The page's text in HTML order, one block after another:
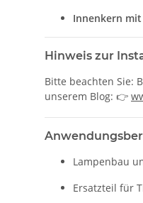
Innenkern
Hinweis zur
Bitte beachten Sie:
unserem Blog: 👉
Lampenbau
Ersatzteil für